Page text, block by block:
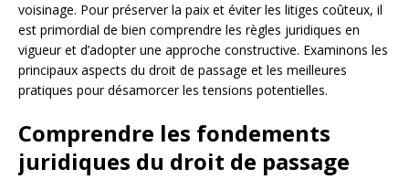
voisinage. Pour préserver la paix et éviter les litiges coûteux, il
est primordial de bien comprendre les règles juridiques en
vigueur et d’adopter une approche constructive. Examinons les
principaux aspects du droit de passage et les meilleures
pratiques pour désamorcer les tensions potentielles.
Comprendre les fondements
juridiques du droit de passage